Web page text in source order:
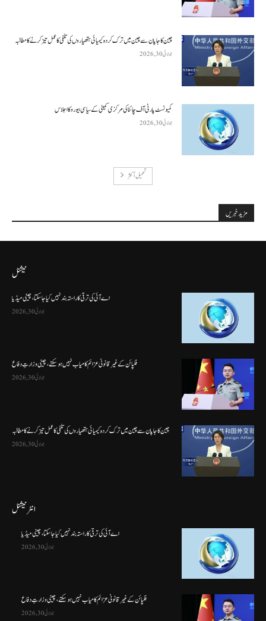
چین کا جاپان سے چین میں ترک کردہ کیمیائی ہتھیاروں کی تلفی کا عمل تیز کرنے کا مطالبہ
جولائی 30, 2026
کمیونسٹ پارٹی آف چائنا کی مرکزی کمیٹی کے سیاسی بیورو کا اجلاس
جولائی 30, 2026
تحميل أكثر
مزید خبریں
نیشنل
اے آئی کی ترقی کا راستہ بند نہیں کیا جا سکتا، چینی میڈیا
جولائی 30, 2026
فلپائن کے غیر قانونی عزائم کامیاب نہیں ہو سکتے ، چینی وزارتِ دفاع
جولائی 30, 2026
چین کا جاپان سے چین میں ترک کردہ کیمیائی ہتھیاروں کی تلفی کا عمل تیز کرنے کا مطالبہ
جولائی 30, 2026
انٹرنیشنل
اے آئی کی ترقی کا راستہ بند نہیں کیا جا سکتا، چینی میڈیا
جولائی 30, 2026
فلپائن کے غیر قانونی عزائم کامیاب نہیں ہو سکتے ، چینی وزارتِ دفاع
جولائی 30, 2026